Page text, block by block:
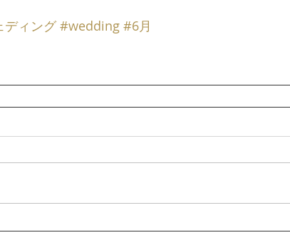
ディング #wedding #6月